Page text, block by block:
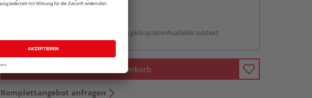
Beim Händler abholen
vue.ads.priceMerchantBox.option.pickup.laterAvailable.subtext
In den Warenkorb
Komplettangebot anfragen